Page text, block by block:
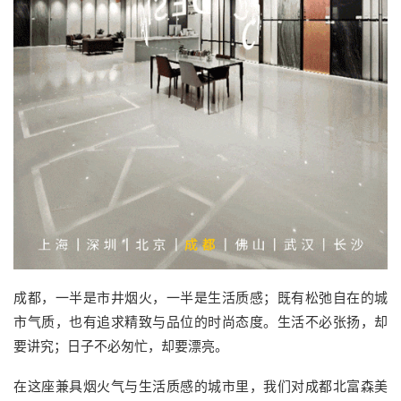
成都，一半是市井烟火，一半是生活质感；既有松弛自在的城
市气质，也有追求精致与品位的时尚态度。生活不必张扬，却
要讲究；日子不必匆忙，却要漂亮。
在这座兼具烟火气与生活质感的城市里，我们对成都北富森美